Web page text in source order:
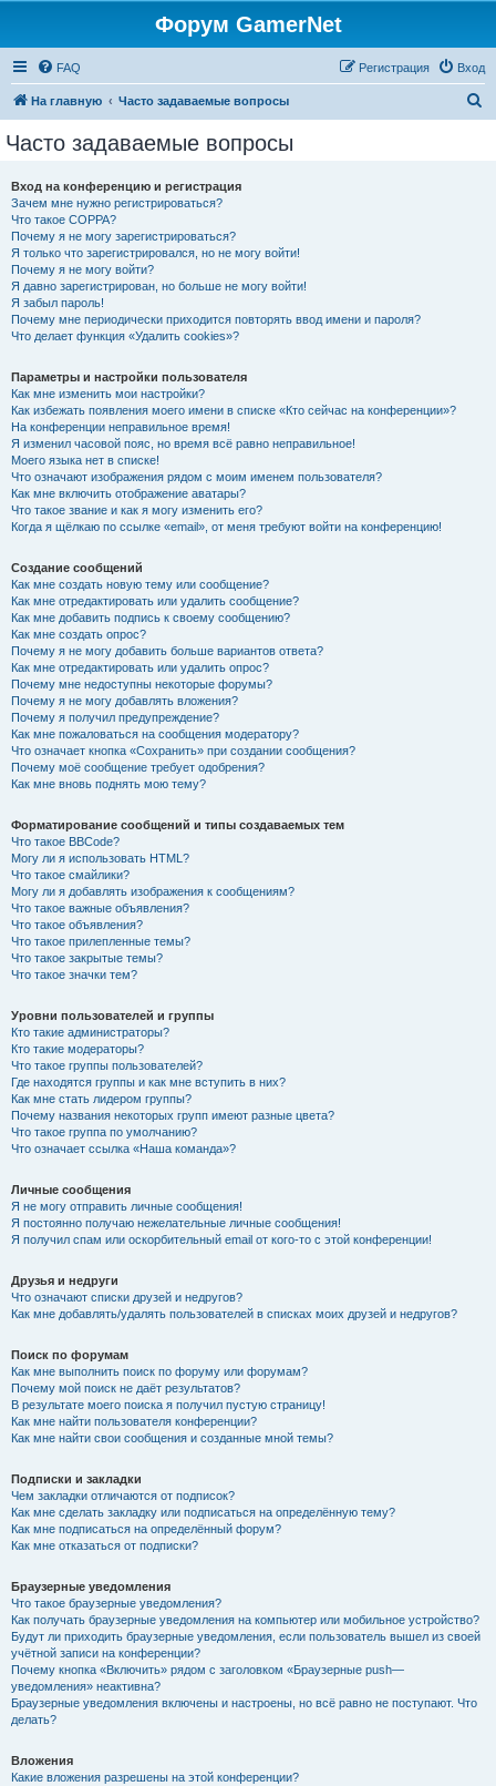
Форум GamerNet
FAQ Вход
Регистрация
На главную Часто задаваемые вопросы
Часто задаваемые вопросы
Вход на конференцию и регистрация
Зачем мне нужно регистрироваться?
Что такое COPPA?
Почему я не могу зарегистрироваться?
Я только что зарегистрировался, но не могу войти!
Почему я не могу войти?
Я давно зарегистрирован, но больше не могу войти!
Я забыл пароль!
Почему мне периодически приходится повторять ввод имени и пароля?
Что делает функция «Удалить cookies»?
Параметры и настройки пользователя
Как мне изменить мои настройки?
Как избежать появления моего имени в списке «Кто сейчас на конференции»?
На конференции неправильное время!
Я изменил часовой пояс, но время всё равно неправильное!
Моего языка нет в списке!
Что означают изображения рядом с моим именем пользователя?
Как мне включить отображение аватары?
Что такое звание и как я могу изменить его?
Когда я щёлкаю по ссылке «email», от меня требуют войти на конференцию!
Создание сообщений
Как мне создать новую тему или сообщение?
Как мне отредактировать или удалить сообщение?
Как мне добавить подпись к своему сообщению?
Как мне создать опрос?
Почему я не могу добавить больше вариантов ответа?
Как мне отредактировать или удалить опрос?
Почему мне недоступны некоторые форумы?
Почему я не могу добавлять вложения?
Почему я получил предупреждение?
Как мне пожаловаться на сообщения модератору?
Что означает кнопка «Сохранить» при создании сообщения?
Почему моё сообщение требует одобрения?
Как мне вновь поднять мою тему?
Форматирование сообщений и типы создаваемых тем
Что такое BBCode?
Могу ли я использовать HTML?
Что такое смайлики?
Могу ли я добавлять изображения к сообщениям?
Что такое важные объявления?
Что такое объявления?
Что такое прилепленные темы?
Что такое закрытые темы?
Что такое значки тем?
Уровни пользователей и группы
Кто такие администраторы?
Кто такие модераторы?
Что такое группы пользователей?
Где находятся группы и как мне вступить в них?
Как мне стать лидером группы?
Почему названия некоторых групп имеют разные цвета?
Что такое группа по умолчанию?
Что означает ссылка «Наша команда»?
Личные сообщения
Я не могу отправить личные сообщения!
Я постоянно получаю нежелательные личные сообщения!
Я получил спам или оскорбительный email от кого-то с этой конференции!
Друзья и недруги
Что означают списки друзей и недругов?
Как мне добавлять/удалять пользователей в списках моих друзей и недругов?
Поиск по форумам
Как мне выполнить поиск по форуму или форумам?
Почему мой поиск не даёт результатов?
В результате моего поиска я получил пустую страницу!
Как мне найти пользователя конференции?
Как мне найти свои сообщения и созданные мной темы?
Подписки и закладки
Чем закладки отличаются от подписок?
Как мне сделать закладку или подписаться на определённую тему?
Как мне подписаться на определённый форум?
Как мне отказаться от подписки?
Браузерные уведомления
Что такое браузерные уведомления?
Как получать браузерные уведомления на компьютер или мобильное устройство?
Будут ли приходить браузерные уведомления, если пользователь вышел из своей
учётной записи на конференции?
Почему кнопка «Включить» рядом с заголовком «Браузерные push—
уведомления» неактивна?
Браузерные уведомления включены и настроены, но всё равно не поступают. Что
делать?
Вложения
Какие вложения разрешены на этой конференции?